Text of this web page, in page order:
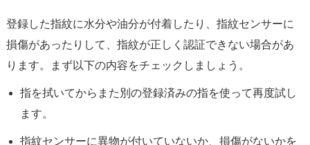
登録した指紋に水分や油分が付着したり、指紋センサーに
損傷があったりして、指紋が正しく認証できない場合があ
ります。まず以下の内容をチェックしましょう。
指を拭いてからまた別の登録済みの指を使って再度試し
ます。
指紋センサーに異物が付いていないか、損傷がないかを